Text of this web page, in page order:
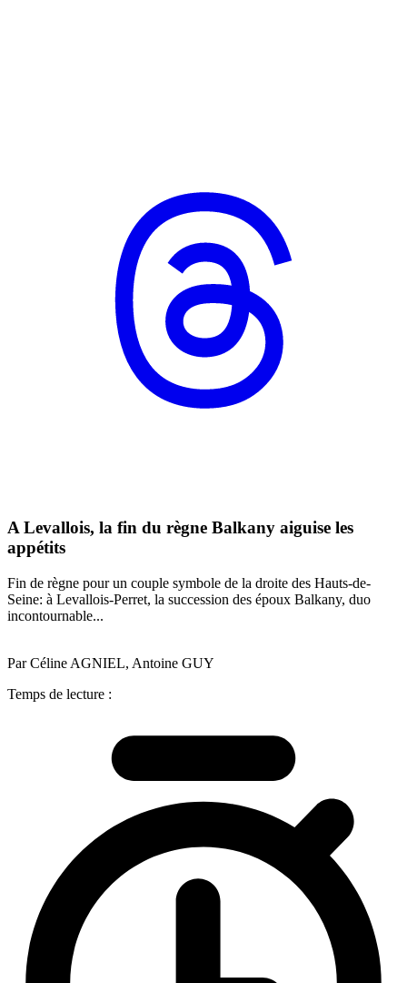
A Levallois, la fin du règne Balkany aiguise les
appétits
Fin de règne pour un couple symbole de la droite des Hauts-de-
Seine: à Levallois-Perret, la succession des époux Balkany, duo
incontournable...
Par Céline AGNIEL, Antoine GUY
Temps de lecture :